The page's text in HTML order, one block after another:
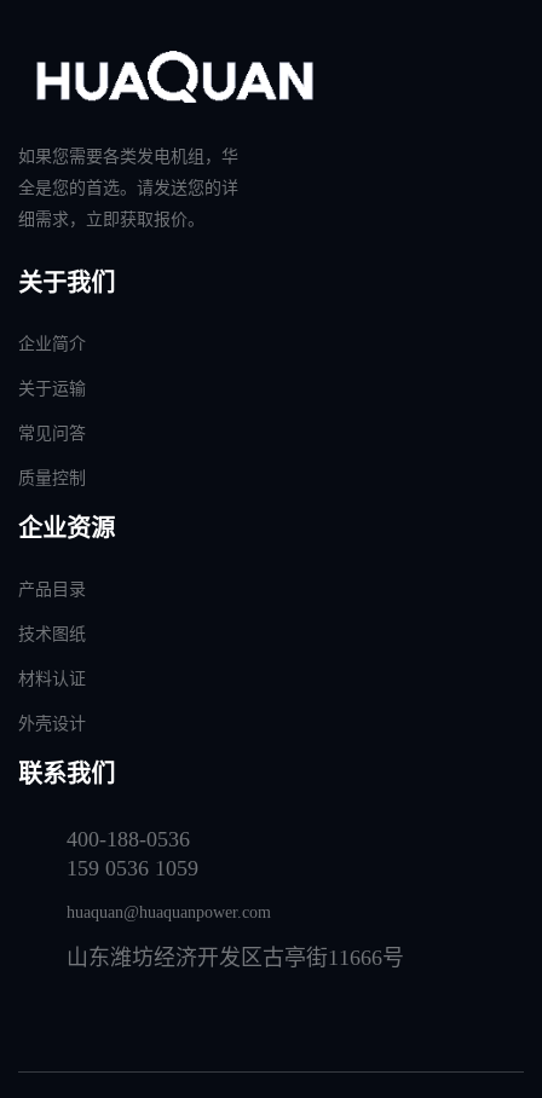
如果您需要各类发电机组，华
全是您的首选。请发送您的详
细需求，立即获取报价。
关于我们
企业简介
关于运输
常见问答
质量控制
企业资源
产品目录
技术图纸
材料认证
外壳设计
联系我们
400-188-0536
159 0536 1059
huaquan@huaquanpower.com
山东潍坊经济开发区古亭街11666号